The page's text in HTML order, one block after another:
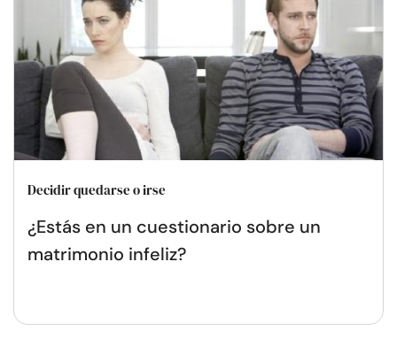
Decidir quedarse o irse
¿Estás en un cuestionario sobre un
matrimonio infeliz?